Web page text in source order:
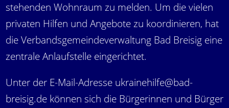
stehenden Wohnraum zu melden. Um die vielen
privaten Hilfen und Angebote zu koordinieren, hat
die Verbandsgemeindeverwaltung Bad Breisig eine
zentrale Anlaufstelle eingerichtet.
Unter der E-Mail-Adresse ukrainehilfe@bad-
breisig.de können sich die Bürgerinnen und Bürger